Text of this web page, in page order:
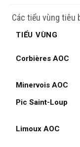
Các tiểu vùng
TIỂU VÙNG
Corbières AOC
Minervois AOC
Pic Saint-Loup
Limoux AOC